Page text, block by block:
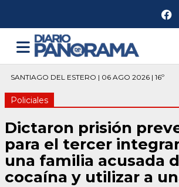
SANTIAGO DEL ESTERO | 06 AGO 2026 | 16º
Policiales
Dictaron prisión
para el tercer
una familia acusada
cocaína y utilizar a